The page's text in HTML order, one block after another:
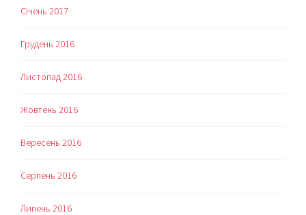
Січень 2017
Грудень 2016
Листопад 2016
Жовтень 2016
Вересень 2016
Серпень 2016
Липень 2016